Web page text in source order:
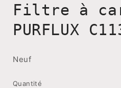
média
une
fenêtre
Filtre à
PURFLUX
Neuf
Quantité